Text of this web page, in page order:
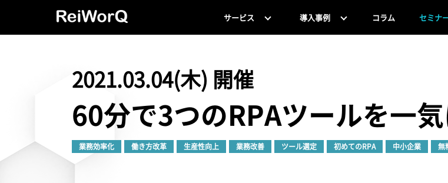
サービス 導入事例 コラム セミナ
2021.03.04(木) 開催
60分で3つのRPAツールを一気
業務効率化 働き方改革 生産性向上 業務改善 ツール選定 初めてのRPA 中小企業 無